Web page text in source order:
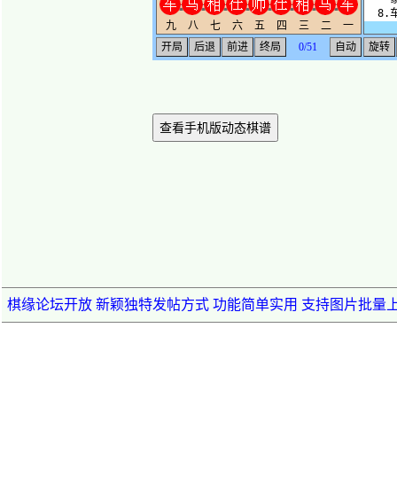
查看手机版动态棋谱
棋缘论坛开放 新颖独特发帖方式 功能简单实用 支持图片批量